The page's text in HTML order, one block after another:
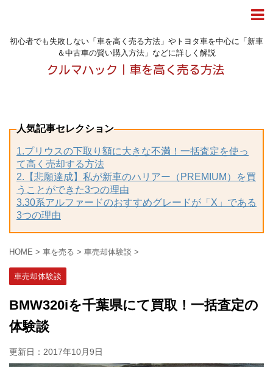
初心者でも失敗しない「車を高く売る方法」やトヨタ車を中心に「新車
＆中古車の賢い購入方法」などに詳しく解説
人気記事セレクション
1.プリウスの下取り額に大きな不満！一括査定を使っ
て高く売却する方法
2.【悲願達成】私が新車のハリアー（PREMIUM）を買
うことができた3つの理由
3.30系アルファードのおすすめグレードが「X」である
3つの理由
HOME > 車を売る > 車売却体験談 >
車売却体験談
BMW320iを千葉県にて買取！一括査定の
体験談
更新日： 2017年10月9日